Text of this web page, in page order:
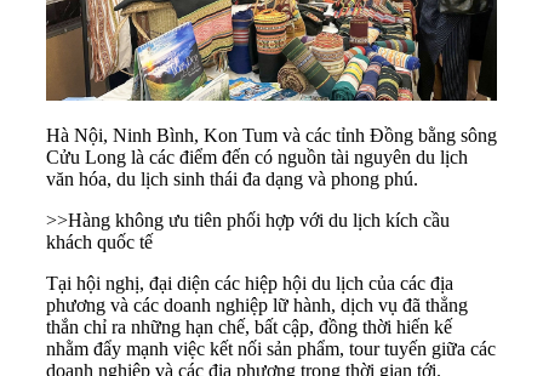
Hà Nội, Ninh Bình, Kon Tum và các tỉnh Đồng bằng sông
Cửu Long là các điểm đến có nguồn tài nguyên du lịch
văn hóa, du lịch sinh thái đa dạng và phong phú.
>>Hàng không ưu tiên phối hợp với du lịch kích cầu
khách quốc tế
Tại hội nghị, đại diện các hiệp hội du lịch của các địa
phương và các doanh nghiệp lữ hành, dịch vụ đã thẳng
thắn chỉ ra những hạn chế, bất cập, đồng thời hiến kế
nhằm đẩy mạnh việc kết nối sản phẩm, tour tuyến giữa các
doanh nghiệp và các địa phương trong thời gian tới.